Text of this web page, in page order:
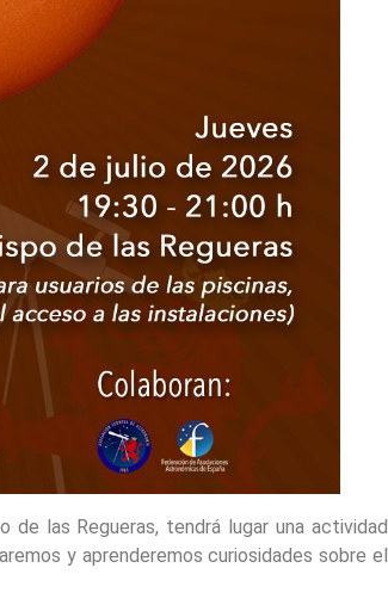
de las Regueras, tendrá lugar una actividad
y aprenderemos curiosidades sobre el